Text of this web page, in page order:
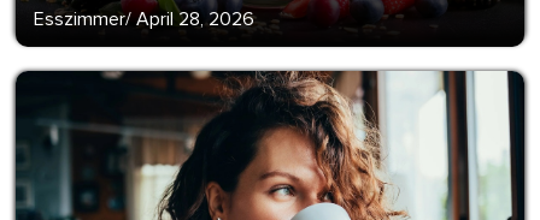
Esszimmer/April 28, 2026